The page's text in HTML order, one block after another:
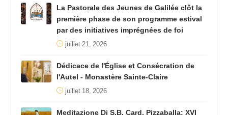
La Pastorale des Jeunes de Galilée clôt la
première phase de son programme estival
par des initiatives imprégnées de foi
juillet 21, 2026
Dédicace de l'Église et Consécration de
l'Autel - Monastère Sainte-Claire
juillet 18, 2026